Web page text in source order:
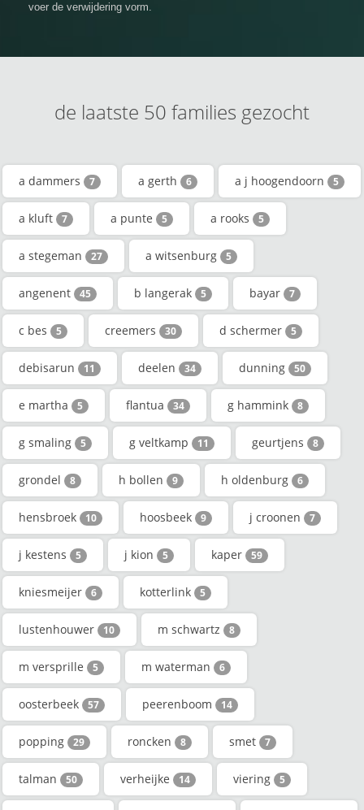
voer de verwijdering vorm.
de laatste 50 families gezocht
a dammers 7 a gerth 6 a j hoogendoorn 5
a kluft 7 a punte 5 a rooks 5
a stegeman 27 a witsenburg 5
angenent 45 b langerak 5 bayar 7
c bes 5 creemers 30 d schermer 5
debisarun 11 deelen 34 dunning 50
e martha 5 flantua 34 g hammink 8
g smaling 5 g veltkamp 11 geurtjens 8
grondel 8 h bollen 9 h oldenburg 6
hensbroek 10 hoosbeek 9 j croonen 7
j kestens 5 j kion 5 kaper 59
kniesmeijer 6 kotterlink 5
lustenhouwer 10 m schwartz 8
m versprille 5 m waterman 6
oosterbeek 57 peerenboom 14
popping 29 roncken 8 smet 7
talman 50 verheijke 14 viering 5